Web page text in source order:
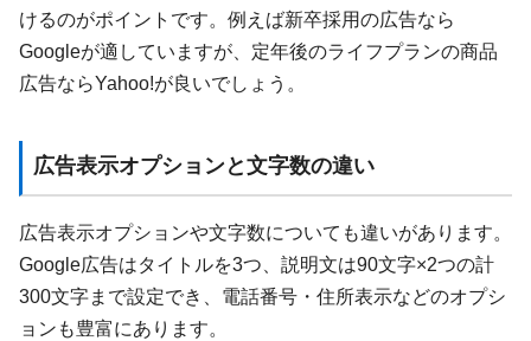
けるのがポイントです。例えば新卒採用の広告なら
Googleが適していますが、定年後のライフプランの商品
広告ならYahoo!が良いでしょう。
広告表示オプションと文字数の違い
広告表示オプションや文字数についても違いがあります。
Google広告はタイトルを3つ、説明文は90文字×2つの計
300文字まで設定でき、電話番号・住所表示などのオプシ
ョンも豊富にあります。